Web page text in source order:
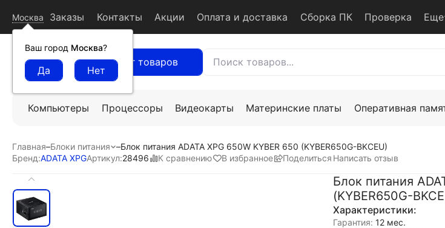
Москва
Ваш город Москва?
Заказы Контакты Акции Оплата и доставка Сборка ПК Проверка Еще
Каталог товаров
Компьютеры Процессоры Видеокарты Материнские платы Оперативная
Главная–Блоки питания –Блок питания ADATA XPG 650W KYBER 650 (KYBER650G-BKCEU)
Бренд:ADATA XPGАртикул:28496 К сравнению В избранное Поделиться Написать отзыв
Блок питания
(KYBER650G-
Характеристики:
Гарантия: 12 мес.